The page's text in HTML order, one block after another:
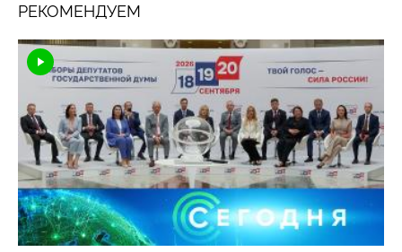
РЕКОМЕНДУЕМ